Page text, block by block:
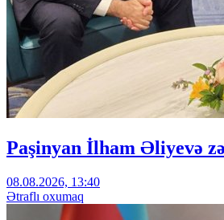
Paşinyan İlham Əliyevə
08.08.2026, 13:40
Ətraflı oxumaq